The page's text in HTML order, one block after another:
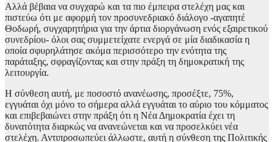
Αλλά βέβαια να συγχαρώ και τα πιο έμπειρα στελέχη μας και
πιστεύω ότι με αφορμή τον προσυνεδριακό διάλογο -αγαπητέ
Θοδωρή, συγχαρητήρια για την άρτια διοργάνωση ενός εξαιρετικού
συνεδρίου- όλοι σας συμμετείχατε ενεργά σε μία διαδικασία η
οποία σφυρηλάτησε ακόμα περισσότερο την ενότητα της
παράταξης, σφραγίζοντας και στην πράξη τη δημοκρατική της
λειτουργία.
Η σύνθεση αυτή, με ποσοστό ανανέωσης, προσέξτε, 75%,
εγγυάται όχι μόνο το σήμερα αλλά εγγυάται το αύριο του κόμματος
και επιβεβαιώνει στην πράξη ότι η Νέα Δημοκρατία έχει τη
δυνατότητα διαρκώς να ανανεώνεται και να προσελκύει νέα
στελέχη. Αντιπροσωπεύει άλλωστε, αυτή η σύνθεση της Πολιτικής